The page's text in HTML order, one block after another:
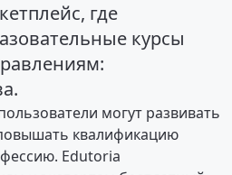
где
курсы
могут развивать
квалификацию
Edutoria